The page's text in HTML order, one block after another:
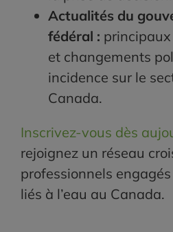
Actualités du
fédéral :
et changements
incidence sur le
Canada.
Inscrivez-vous dès
rejoignez un réseau
professionnels
liés à l’eau au Canada.